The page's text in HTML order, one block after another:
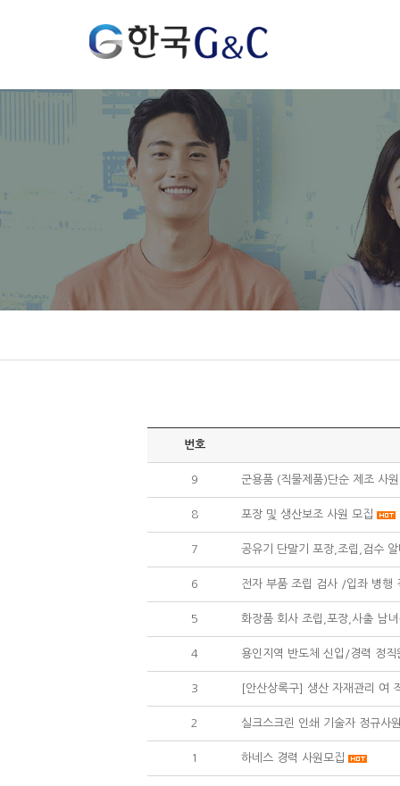
번호
9 군용품 (직물제품)단순 제조 사
8 포장 및 생산보조 사원 모집
7 공유기 단말기 포장,조립,검수
6 전자 부품 조립 검사 /입좌 병행
5 화장품 회사 조립,포장,사출 남
4 용인지역 반도체 신입/경력 정직
3 [안산상록구] 생산 자재관리 여
2 실크스크린 인쇄 기술자 정규사
1 하네스 경력 사원모집